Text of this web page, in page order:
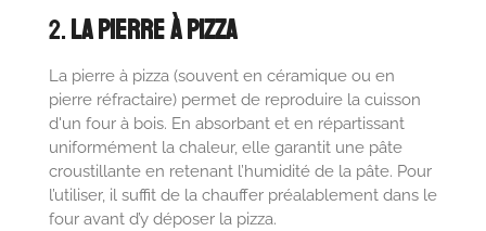
2.La Pierre à Pizza
La pierre à pizza (souvent en céramique ou en
pierre réfractaire) permet de reproduire la cuisson
d'un four à bois. En absorbant et en répartissant
uniformément la chaleur, elle garantit une pâte
croustillante en retenant l’humidité de la pâte. Pour
l’utiliser, il suffit de la chauffer préalablement dans le
four avant d’y déposer la pizza.